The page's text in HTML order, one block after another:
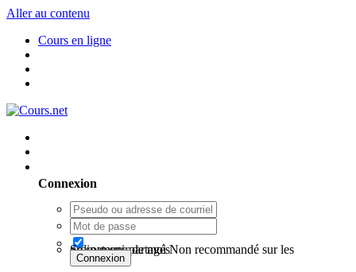
Aller au contenu
Cours en ligne
Connexion
Se souvenir de moi
Non recommandé sur les ordinateurs partagés
Connexion